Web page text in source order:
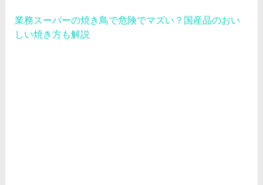
業務スーパーの焼き鳥で危険でマズい？国産品のおい
しい焼き方も解説